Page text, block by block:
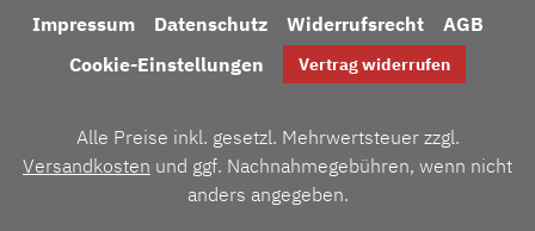
Impressum Datenschutz Widerrufsrecht
AGB
Cookie-Einstellungen
Vertrag widerrufen
Alle Preise inkl. gesetzl. Mehrwertsteuer zzgl.
Versandkosten und ggf. Nachnahmegebühren, wenn nicht
anders angegeben.